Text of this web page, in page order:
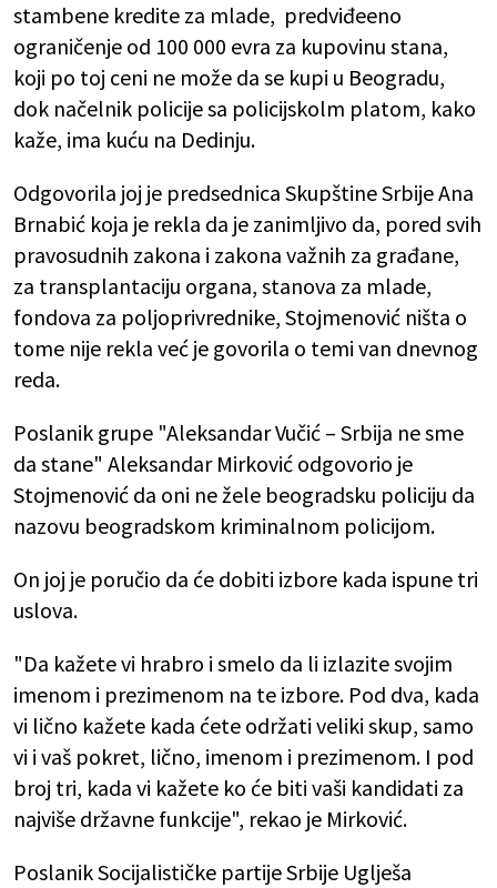
stambene kredite za mlade, predviđeeno
ograničenje od 100 000 evra za kupovinu stana,
koji po toj ceni ne može da se kupi u Beogradu,
dok načelnik policije sa policijskolm platom, kako
kaže, ima kuću na Dedinju.
Odgovorila joj je predsednica Skupštine Srbije Ana
Brnabić koja je rekla da je zanimljivo da, pored svih
pravosudnih zakona i zakona važnih za građane,
za transplantaciju organa, stanova za mlade,
fondova za poljoprivrednike, Stojmenović ništa o
tome nije rekla već je govorila o temi van dnevnog
reda.
Poslanik grupe "Aleksandar Vučić – Srbija ne sme
da stane" Aleksandar Mirković odgovorio je
Stojmenović da oni ne žele beogradsku policiju da
nazovu beogradskom kriminalnom policijom.
On joj je poručio da će dobiti izbore kada ispune tri
uslova.
"Da kažete vi hrabro i smelo da li izlazite svojim
imenom i prezimenom na te izbore. Pod dva, kada
vi lično kažete kada ćete održati veliki skup, samo
vi i vaš pokret, lično, imenom i prezimenom. I pod
broj tri, kada vi kažete ko će biti vaši kandidati za
najviše državne funkcije", rekao je Mirković.
Poslanik Socijalističke partije Srbije Uglješa